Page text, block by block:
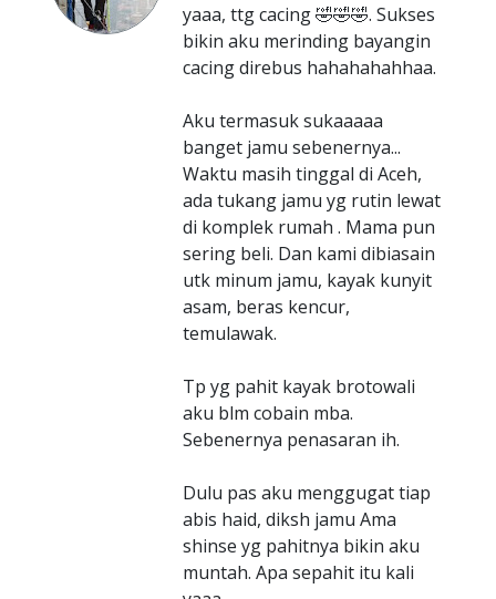
yaaa, ttg cacing 🤣🤣🤣. Sukses
bikin aku merinding bayangin
cacing direbus hahahahahhaa.
Aku termasuk sukaaaaa
banget jamu sebenernya...
Waktu masih tinggal di Aceh,
ada tukang jamu yg rutin lewat
di komplek rumah . Mama pun
sering beli. Dan kami dibiasain
utk minum jamu, kayak kunyit
asam, beras kencur,
temulawak.
Tp yg pahit kayak brotowali
aku blm cobain mba.
Sebenernya penasaran ih.
Dulu pas aku menggugat tiap
abis haid, diksh jamu Ama
shinse yg pahitnya bikin aku
muntah. Apa sepahit itu kali